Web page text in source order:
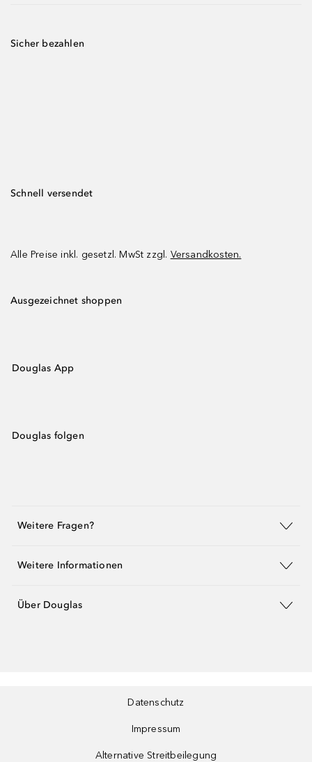
Sicher bezahlen
Schnell versendet
Alle Preise inkl. gesetzl. MwSt zzgl. Versandkosten.
Ausgezeichnet shoppen
Douglas App
Douglas folgen
Weitere Fragen?
Weitere Informationen
Über Douglas
Datenschutz
Impressum
Alternative Streitbeilegung